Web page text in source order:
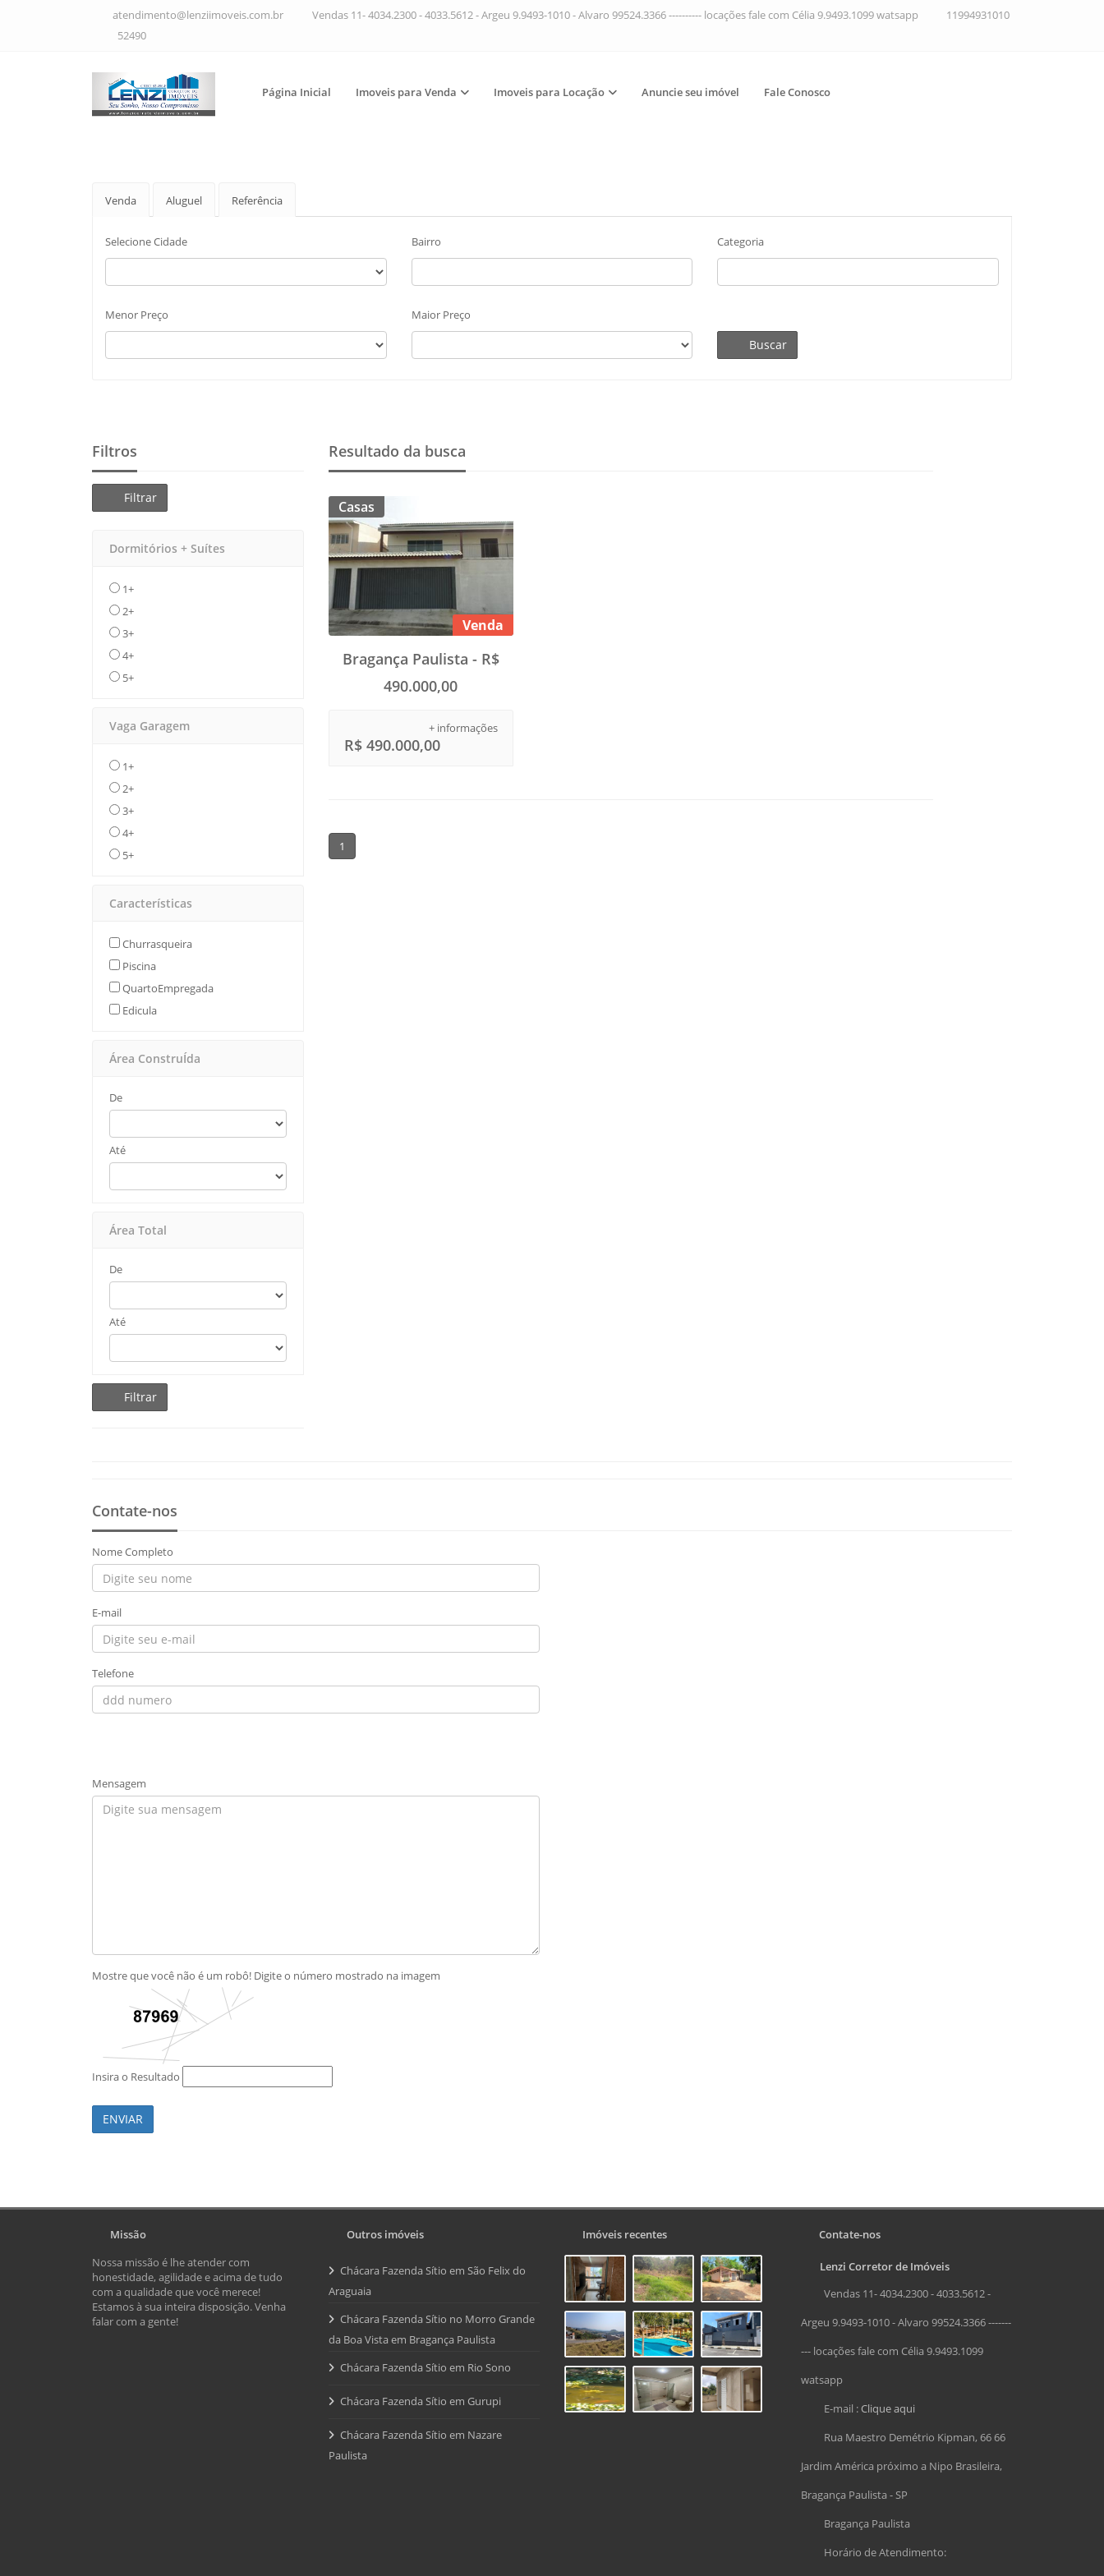
atendimento@lenziimoveis.com.br Vendas 11- 4034.2300 - 4033.5612 - Argeu 9.9493-1010 - Alvaro 99524.3366 ---------- locações fale com Célia 9.9493.1099 watsapp
11994931010
52490
Página Inicial Imoveis para Venda Imoveis para Locação Anuncie seu imóvel Fale Conosco
Venda Aluguel Referência
Selecione Cidade Bairro Categoria
Menor Preço Maior Preço
Buscar
Filtros
Filtrar
Dormitórios + Suítes
1+
2+
3+
4+
5+
Vaga Garagem
1+
2+
3+
4+
5+
Características
Churrasqueira
Piscina
QuartoEmpregada
Edicula
Área ConstruÍda
De
Até
Área Total
De
Até
Filtrar
Resultado da busca
Casas
Venda
Bragança Paulista - R$
490.000,00
+ informações
R$ 490.000,00
1
Contate-nos
Nome Completo
E-mail
Telefone
Mensagem
Mostre que você não é um robô! Digite o número mostrado na imagem
Insira o Resultado
ENVIAR
Missão
Nossa missão é lhe atender com
honestidade, agilidade e acima de tudo
com a qualidade que você merece!
Estamos à sua inteira disposição. Venha
falar com a gente!
Outros imóveis
Chácara Fazenda Sítio em São Felix do
Araguaia
Chácara Fazenda Sítio no Morro Grande
da Boa Vista em Bragança Paulista
Chácara Fazenda Sítio em Rio Sono
Chácara Fazenda Sítio em Gurupi
Chácara Fazenda Sítio em Nazare
Paulista
Imóveis recentes Contate-nos
Lenzi Corretor de Imóveis
Vendas 11- 4034.2300 - 4033.5612 -
Argeu 9.9493-1010 - Alvaro 99524.3366 -------
--- locações fale com Célia 9.9493.1099
watsapp
E-mail :Clique aqui
Rua Maestro Demétrio Kipman, 66 66
Jardim América próximo a Nipo Brasileira,
Bragança Paulista - SP
Bragança Paulista
Horário de Atendimento: